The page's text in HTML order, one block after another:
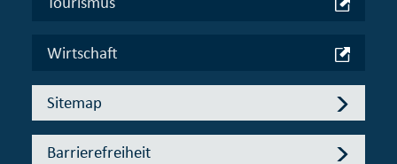
Wirtschaft
Sitemap
Barrierefreiheit